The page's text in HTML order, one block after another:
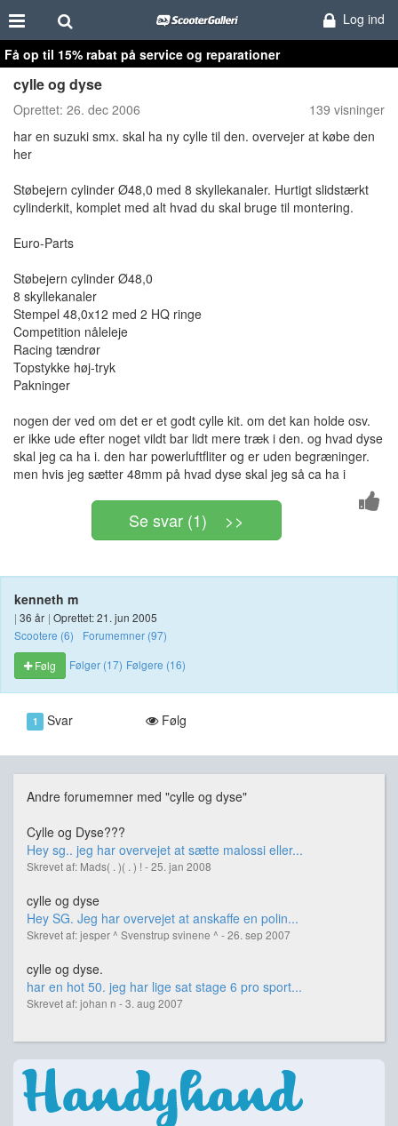
Log ind
Få op til 15% rabat på service og reparationer
cylle og dyse
Oprettet: 26. dec 2006
139 visninger
har en suzuki smx. skal ha ny cylle til den. overvejer at købe den
her
Støbejern cylinder Ø48,0 med 8 skyllekanaler. Hurtigt slidstærkt
cylinderkit, komplet med alt hvad du skal bruge til montering.
Euro-Parts
Støbejern cylinder Ø48,0
8 skyllekanaler
Stempel 48,0x12 med 2 HQ ringe
Competition nåleleje
Racing tændrør
Topstykke høj-tryk
Pakninger
nogen der ved om det er et godt cylle kit. om det kan holde osv.
er ikke ude efter noget vildt bar lidt mere træk i den. og hvad dyse
skal jeg ca ha i. den har powerluftfliter og er uden begræninger.
men hvis jeg sætter 48mm på hvad dyse skal jeg så ca ha i
Se svar (1) >>
kenneth m
| 36 år | Oprettet: 21. jun 2005
Scootere (6)
Forumemner (97)
Følg
Følger (17) Følgere (16)
1 Svar Følg
Andre forumemner med "cylle og dyse"
Cylle og Dyse???
Hey sg.. jeg har overvejet at sætte malossi eller...
Skrevet af: Mads( . )( . ) ! - 25. jan 2008
cylle og dyse
Hey SG. Jeg har overvejet at anskaffe en polin...
Skrevet af: jesper ^ Svenstrup svinene ^ - 26. sep 2007
cylle og dyse.
har en hot 50. jeg har lige sat stage 6 pro sport...
Skrevet af: johan n - 3. aug 2007